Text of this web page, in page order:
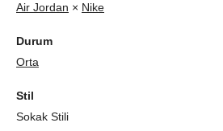
Air Jordan × Nike
Durum
Orta
Stil
Sokak Stili